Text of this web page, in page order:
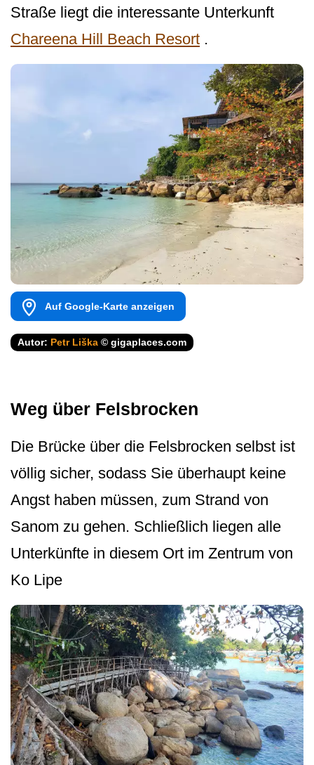
Straße liegt die interessante Unterkunft
Chareena Hill Beach Resort .
Auf Google-Karte anzeigen
Autor: Petr Liška © gigaplaces.com
Weg über Felsbrocken
Die Brücke über die Felsbrocken selbst ist
völlig sicher, sodass Sie überhaupt keine
Angst haben müssen, zum Strand von
Sanom zu gehen. Schließlich liegen alle
Unterkünfte in diesem Ort im Zentrum von
Ko Lipe